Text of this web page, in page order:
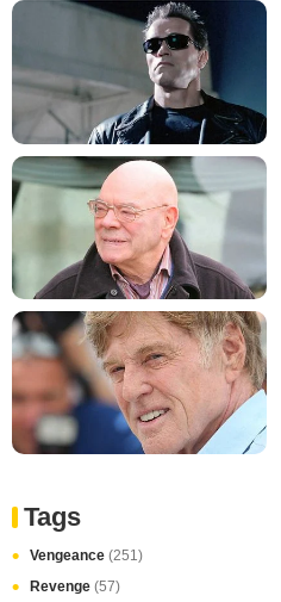
Tags
Vengeance (251)
Revenge (57)